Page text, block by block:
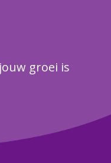
groei is